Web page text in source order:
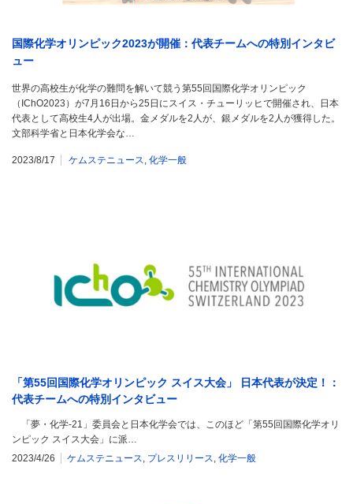
国際化学オリンピック2023が開催：代表チームへの特別インタビ
ュー
世界の高校生が化学の難問を解いて競う第55回国際化学オリンピック
（IChO2023）が7月16日から25日にスイス・チューリッヒで開催され、日本
代表として高校生4人が出場。金メダルを2人が、銀メダルを2人が獲得した。
文部科学省と日本化学会な…
2023/8/17 ケムステニュース 化学一般
「第55回国際化学オリンピック スイス大会」 日本代表が決定！：
代表チームへの特別インタビュー
「夢・化学-21」委員会と日本化学会では、このほど「第55回国際化学オリ
ンピック スイス大会」に派…
2023/4/26
ケムステニュース, プレスリリース, 化学一般